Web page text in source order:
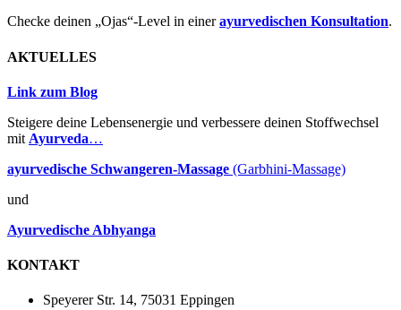
Checke deinen „Ojas“-Level in einerayurvedischen Konsultation.
AKTUELLES
Link zum Blog
Steigere deine Lebensenergie und verbessere deinen Stoffwechsel
mit Ayurveda…
ayurvedische Schwangeren-Massage (Garbhini-Massage)
und
Ayurvedische Abhyanga
KONTAKT
Speyerer Str. 14, 75031 Eppingen